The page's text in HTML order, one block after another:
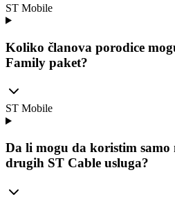
ST Mobile
Koliko članova porodice
Family paket?
ST Mobile
Da li mogu da koristim samo
drugih ST Cable usluga?